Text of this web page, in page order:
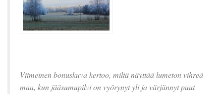
Viimeinen bonuskuva kertoo, miltä näyttää lumeton vihreä
maa, kun jääsumupilvi on vyörynyt yli ja värjännyt puut